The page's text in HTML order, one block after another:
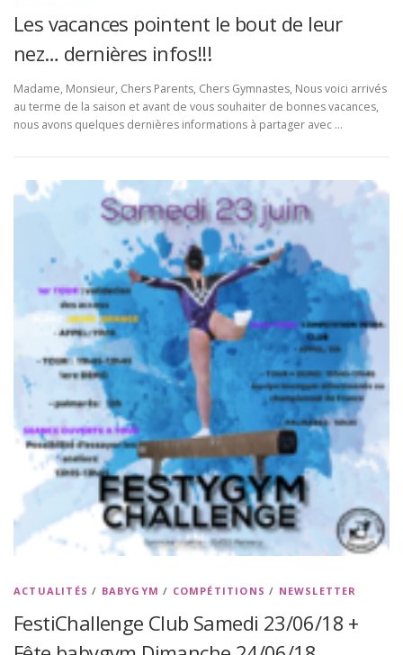
Les vacances pointent le bout de leur
nez… dernières infos!!!
Madame, Monsieur, Chers Parents, Chers Gymnastes, Nous voici arrivés
au terme de la saison et avant de vous souhaiter de bonnes vacances,
nous avons quelques dernières informations à partager avec …
ACTUALITÉS / BABYGYM / COMPÉTITIONS / NEWSLETTER
FestiChallenge Club Samedi 23/06/18 +